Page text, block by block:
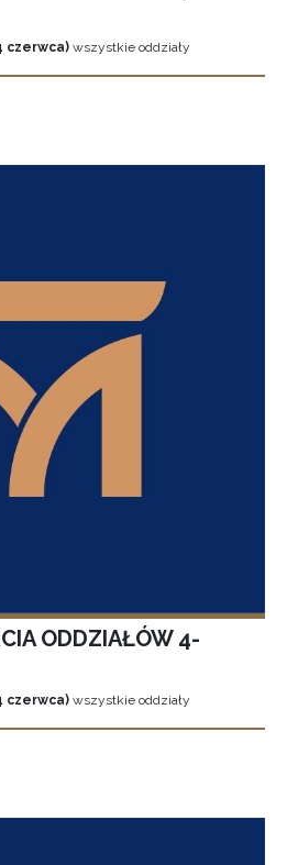
czerwca) wszystkie oddziały
ODDZIAŁÓW 4-
czerwca) wszystkie oddziały